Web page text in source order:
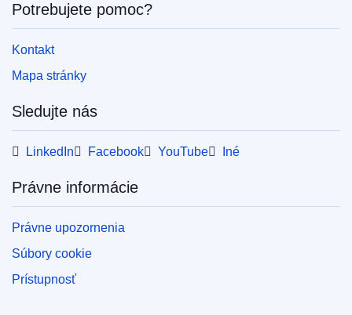
pdfa2a
Potrebujete pomoc?
Kontakt
Mapa stránky
Sledujte nás
LinkedIn Facebook YouTube Iné
Právne informácie
Právne upozornenia
Súbory cookie
Prístupnosť